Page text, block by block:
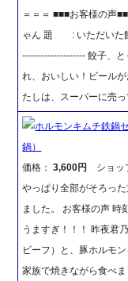
＝＝＝ ■■■お客様の声
ゃん 題 : いただいた餃
-------------------- 餃子、
れ、おいしい！ビール
たしは、スーパーに売
ホルモンキムチ鉄鍋
鍋）
価格：3,600円
ショッ
やっぱり全部がそろっ
ました。 お客様の声
うますぎ！！！ 昨夜君
ビーフ）と、豚ホルモ
家族で焼きながら食べ